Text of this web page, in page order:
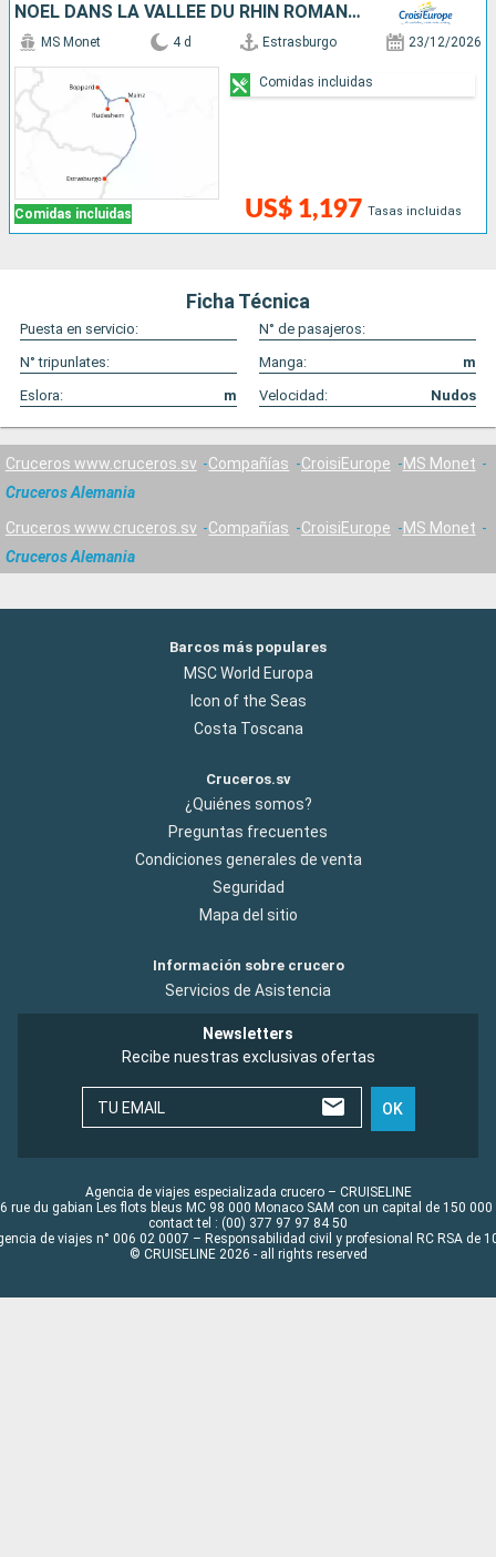
NOËL DANS LA VALLÉE DU RHIN ROMANTIQUE
Comidas incluidas
MS Monet 4 d Estrasburgo 23/12/2026
US$ 1,197 Tasas incluidas
Comidas incluidas
Ficha Técnica
Puesta en servicio:
N° de pasajeros:
N° tripunlates:
Manga:
m
Eslora:
m Velocidad: Nudos
Cruceros www.cruceros.sv Compañías CroisiEurope
MS Monet
Cruceros Alemania
Cruceros www.cruceros.sv Compañías CroisiEurope
MS Monet
Cruceros Alemania
Barcos más populares
MSC World Europa
Icon of the Seas
Costa Toscana
Cruceros.sv
¿Quiénes somos?
Preguntas frecuentes
Condiciones generales de venta
Seguridad
Mapa del sitio
Información sobre crucero
Servicios de Asistencia
Newsletters
Recibe nuestras exclusivas ofertas
TU EMAIL OK
Agencia de viajes especializada crucero – CRUISELINE
rue du gabian Les flots bleus MC 98 000 Monaco SAM con un capital de 150 000
contact tel : (00) 377 97 97 84 50
de viajes n° 006 02 0007 – Responsabilidad civil y profesional RC RSA de
© CRUISELINE 2026 - all rights reserved